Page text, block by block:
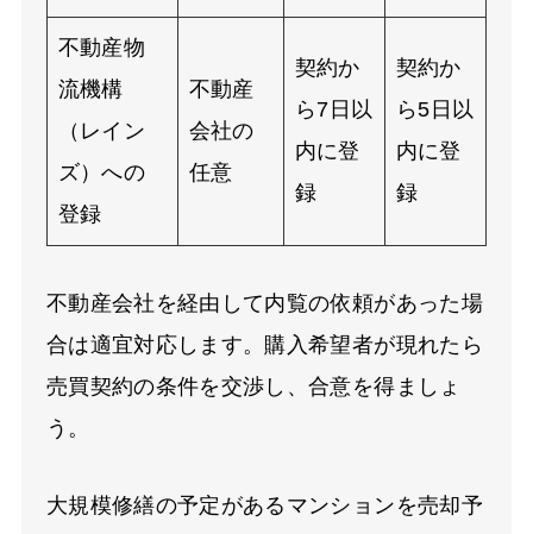
不動産物
流機構
（レイン
ズ）への
登録
不動産
会社の
任意
契約か
ら7 日以
内に登
録
契約か
ら5 日以
内に登
録
不動産会社を経由して内覧の依頼があった場
合は適宜対応します。購入希望者が現れたら
売買契約の条件を交渉し、合意を得ましょ
う。
大規模修繕の予定があるマンションを売却予